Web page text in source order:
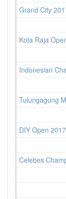
Grand City
Kota Raja
Indonesian
Tulungagung
DIY Open 2017
Celebes